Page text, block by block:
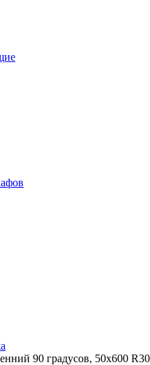
90 градусов, 50х600